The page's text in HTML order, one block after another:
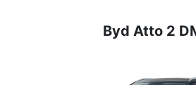
Byd Atto 2